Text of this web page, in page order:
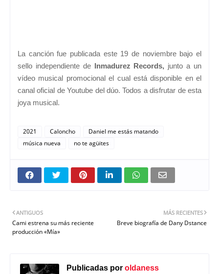
La canción fue publicada este 19 de noviembre bajo el
sello independiente de Inmadurez Records, junto a un
vídeo musical promocional el cual está disponible en el
canal oficial de Youtube del dúo. Todos a disfrutar de esta
joya musical.
2021 Caloncho
Daniel me estás matando
música nueva
no te agüites
MÁS RECIENTES
Breve biografía de Dany Dstance
ANTIGUOS
Cami estrena su más reciente
producción «Mía»
Publicadas por oldaness